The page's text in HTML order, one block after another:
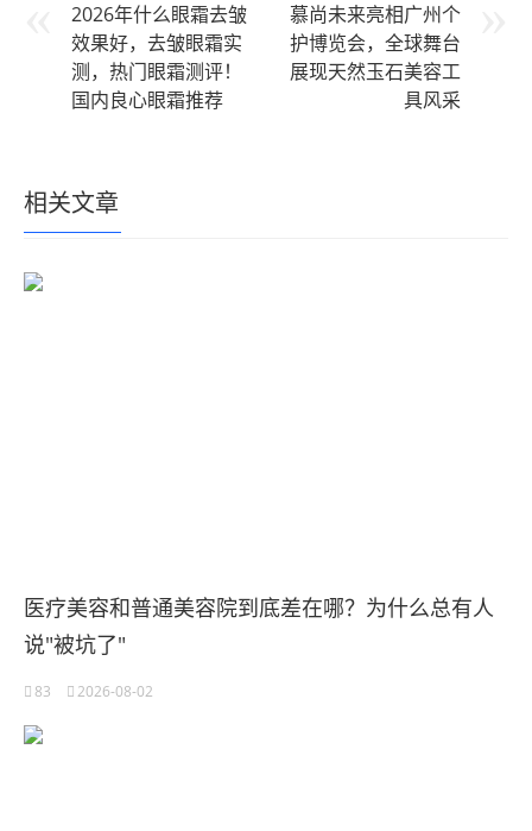
2026年什么眼霜去皱
效果好，去皱眼霜实
测，热门眼霜测评！
国内良心眼霜推荐
慕尚未来亮相广州个
护博览会，全球舞台
展现天然玉石美容工
具风采
相关文章
医疗美容和普通美容院到底差在哪？为什么总有人
说"被坑了"
83 2026-08-02